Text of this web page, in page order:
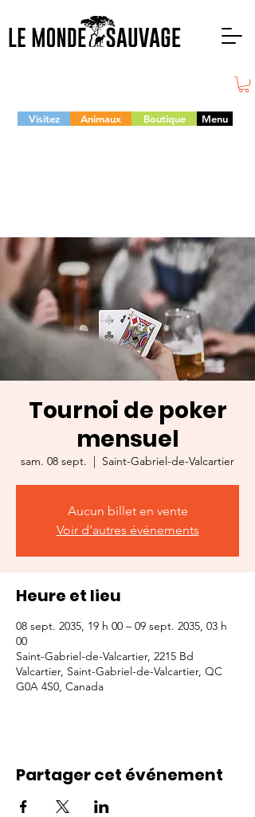
Visitez Animaux Boutique Menu
Tournoi de poker
mensuel
sam. 08 sept.
  |
Saint-Gabriel-de-Valcartier
Aucun billet en vente
Voir d'autres événements
Heure et lieu
08 sept. 2035, 19 h 00 – 09 sept. 2035, 03 h
00
Saint-Gabriel-de-Valcartier, 2215 Bd
Valcartier, Saint-Gabriel-de-Valcartier, QC
G0A 4S0, Canada
Partager cet événement